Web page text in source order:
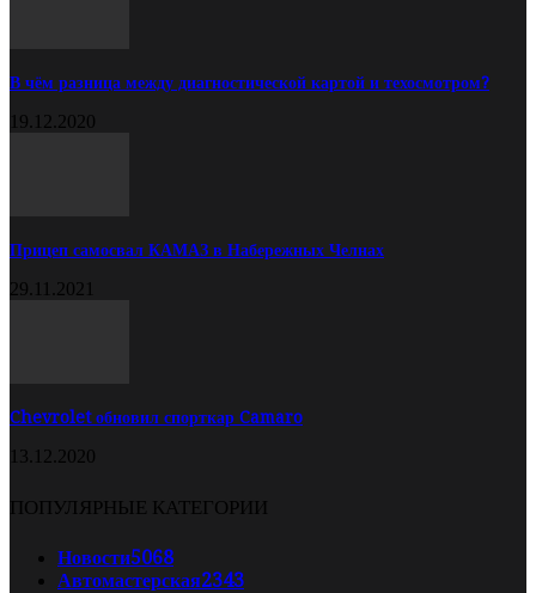
В чём разница между диагностической картой и техосмотром?
19.12.2020
Прицеп самосвал КАМАЗ в Набережных Челнах
29.11.2021
Chevrolet обновил спорткар Camaro
13.12.2020
ПОПУЛЯРНЫЕ КАТЕГОРИИ
Новости5068
Автомастерская2343